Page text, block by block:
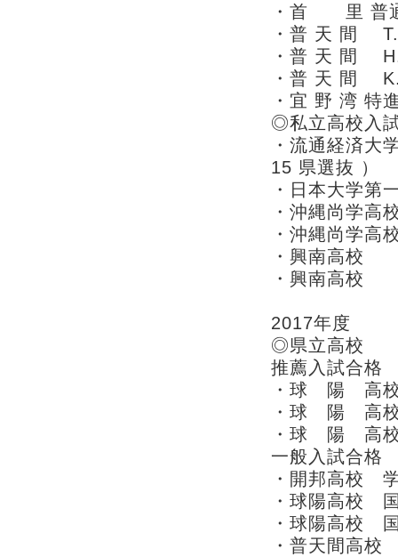
・首 里
・普 天 間
・普 天 間
・普 天 間
・宜 野 湾
◎私立高校入
・流通経済
15 県選抜 ）
・日本大学
・沖縄尚
・沖縄尚
・興南高
・興南高
2017年度
◎県立高校
推薦入試合格
・球 陽
・球 陽
・球 陽
一般入試合格
・開邦高校
・球陽高校
・球陽高校
・普天